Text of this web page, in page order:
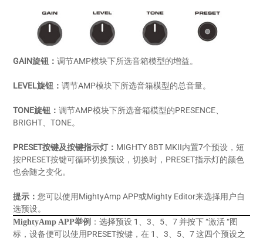
GAIN旋钮：调节AMP模块下所选音箱模型的增益。
LEVEL旋钮：调节AMP模块下所选音箱模型的总音量。
TONE旋钮：调节AMP模块下所选音箱模型的PRESENCE、
BRIGHT、TONE。
PRESET按键及按键指示灯： MIGHTY 8BT MKII内置7个预设，短
按PRESET按键可循环切换预设，切换时，PRESET指示灯的颜色
也会随之变化。
提示：您可以使用MightyAmp APP或Mighty Editor来选择用户自
选预设。
MightyAmp APP举例 ：选择预设 1、3、5、7 并按下 “激活 “图
标，设备便可以使用PRESET按键，在 1、3、5、7 这四个预设之